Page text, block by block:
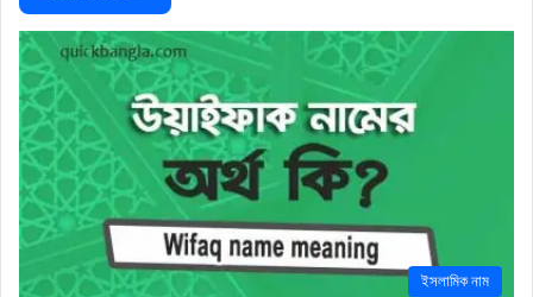
ইসলামিক নাম